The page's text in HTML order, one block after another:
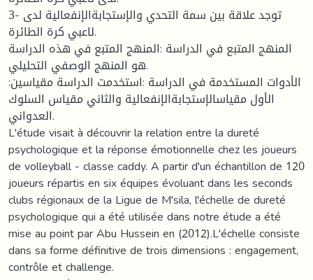
3- توجد علاقة بين سمة التحدي والإستجابةالإنفعالية لدى
لاعبي كرة الطائرة.
المنهج المتبع في الدراسة :المنهج المتبع في هذه الدراسة
هو المنهج الوصفي التحليلي.
الأدوات المستخدمة في الدراسة :استخدمت الدراسة مقياسين:
الأول مقياسالإستجابةالإنفعالية والثاني مقياس السلوك
العدواني.
L'étude visait à découvrir la relation entre la dureté
psychologique et la réponse émotionnelle chez les joueurs
de volleyball - classe caddy. A partir d'un échantillon de 120
joueurs répartis en six équipes évoluant dans les seconds
clubs régionaux de la Ligue de M'sila, l'échelle de dureté
psychologique qui a été utilisée dans notre étude a été
mise au point par Abu Hussein en (2012).L'échelle consiste
dans sa forme définitive de trois dimensions : engagement,
contrôle et challenge.